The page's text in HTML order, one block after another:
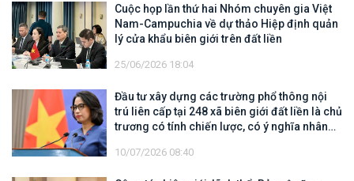
Cuộc họp lần thứ hai Nhóm chuyên gia Việt
Nam-Campuchia về dự thảo Hiệp định quản
lý cửa khẩu biên giới trên đất liền
25/06/2026 18:04
Đầu tư xây dựng các trường phổ thông nội
trú liên cấp tại 248 xã biên giới đất liền là chủ
trương có tính chiến lược, có ý nghĩa nhân
10/07/2026 08:40